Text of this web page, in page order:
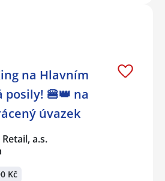
na Hlavním
🍔👑 na
úvazek
a.s.
Kč